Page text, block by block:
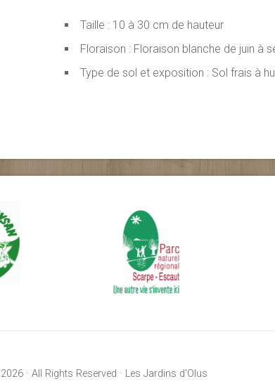
Taille : 10 à 30 cm de hauteur
Floraison : Floraison blanche de juin à
Type de sol et exposition : Sol frais à
· All Rights Reserved · Les Jardins d'Olus